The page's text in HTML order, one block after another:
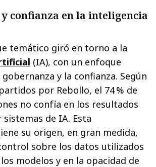
confianza en la inteligencia
temático giró en torno a la
(IA), con un enfoque
y la confianza. Según
por Rebollo, el 74 % de
no confía en los resultados
de IA. Esta
su origen, en gran medida,
sobre los datos utilizados
modelos y en la opacidad de